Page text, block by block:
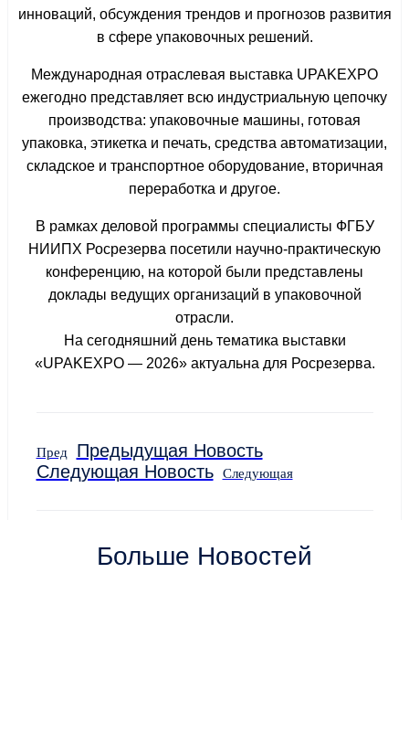
инноваций, обсуждения трендов и прогнозов развития
в сфере упаковочных решений.
Международная отраслевая выставка UPAKEXPO
ежегодно представляет всю индустриальную цепочку
производства: упаковочные машины, готовая
упаковка, этикетка и печать, средства автоматизации,
складское и транспортное оборудование, вторичная
переработка и другое.
В рамках деловой программы специалисты ФГБУ
НИИПХ Росрезерва посетили научно-практическую
конференцию, на которой были представлены
доклады ведущих организаций в упаковочной
отрасли.
На сегодняшний день тематика выставки
«UPAKEXPO — 2026» актуальна для Росрезерва.
Пред
Предыдущая Новость
Следующая Новость
Следующая
Больше Новостей